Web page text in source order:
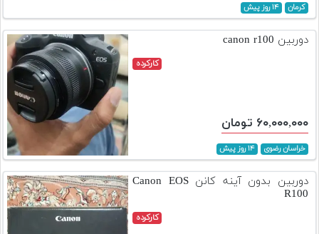
و
تجهیزات
دست
دوم
لیست
قیمت
کرمان ۱۴ روز پیش
دوربین canon r100
کارکرده
۶۰,۰۰۰,۰۰۰ تومان
خراسان رضوی ۱۴ روز پیش
دوربین بدون آینه کانن Canon EOS
R100
کارکرده